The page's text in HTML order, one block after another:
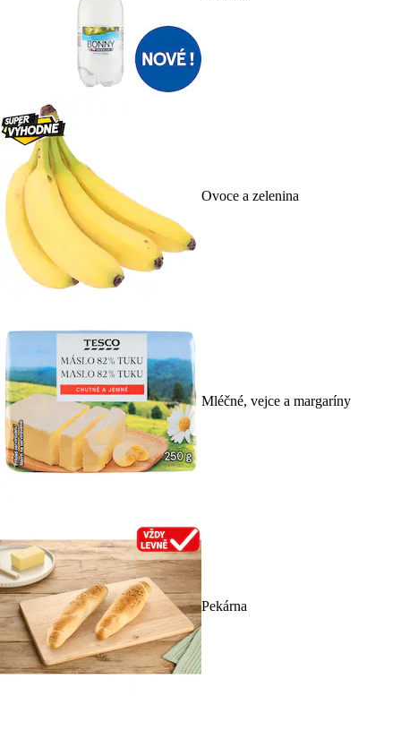
Ovoce a zelenina
Mléčné, vejce a margaríny
Pekárna